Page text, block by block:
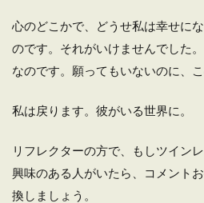
心のどこかで、どうせ私は幸せに
のです。それがいけませんでした
なのです。願ってもいないのに、
私は戻ります。彼がいる世界に。
リフレクターの方で、もしツイン
興味のある人がいたら、コメント
換しましょう。